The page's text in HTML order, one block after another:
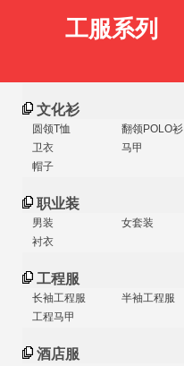
工服系列
文化衫
圆领T恤
翻领POLO衫
卫衣
马甲
帽子
职业装
男装
女套装
衬衣
工程服
长袖工程服
半袖工程服
工程马甲
酒店服